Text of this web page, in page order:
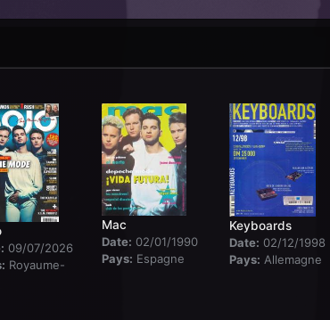
09/07/2026
Royaume-
Mac
Date: 02/01/1990
Pays: Espagne
Keyboards
Date: 02/12/1998
Pays: Allemagne